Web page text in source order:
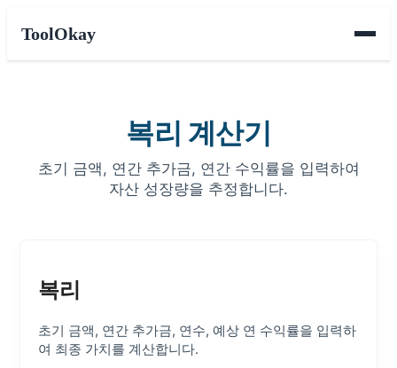
ToolOkay
복리 계산기
초기 금액, 연간 추가금, 연간 수익률을 입력하여
자산 성장량을 추정합니다.
복리
초기 금액, 연간 추가금, 연수, 예상 연 수익률을 입력하
여 최종 가치를 계산합니다.